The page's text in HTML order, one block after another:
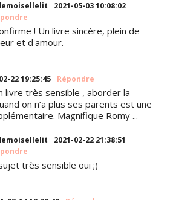
2021-05-03 10:08:02
! Un livre sincère, plein de
et d'amour.
22 19:25:45 Répondre
livre très sensible , aborder la
on n’a plus ses parents est une
Magnifique Romy ...
2021-02-22 21:38:51
très sensible oui ;)